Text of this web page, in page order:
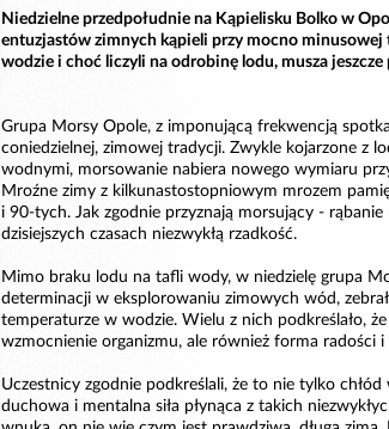
Niedzielne przedpołudnie na Kąpielisku Bolko w
entuzjastów zimnych kąpieli przy mocno minusowej
wodzie i choć liczyli na odrobinę lodu, musza jeszcze
Grupa Morsy Opole, z imponującą frekwencją
coniedzielnej, zimowej tradycji. Zwykle kojarzone z
wodnymi, morsowanie nabiera nowego wymiaru
Mroźne zimy z kilkunastostopniowym mrozem
i 90-tych. Jak zgodnie przyznają morsujący -
dzisiejszych czasach niezwykłą rzadkość.
Mimo braku lodu na tafli wody, w niedzielę grupa
determinacji w eksplorowaniu zimowych wód,
temperaturze w wodzie. Wielu z nich podkreślało,
wzmocnienie organizmu, ale również forma radości
Uczestnicy zgodnie podkreślali, że to nie tylko
duchowa i mentalna siła płynąca z takich